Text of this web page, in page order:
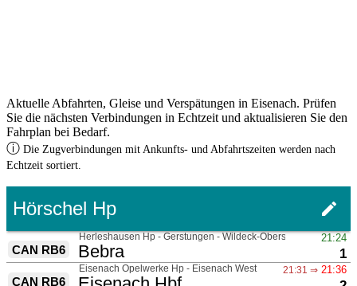
Aktuelle Abfahrten, Gleise und Verspätungen in Eisenach. Prüfen
Sie die nächsten Verbindungen in Echtzeit und aktualisieren Sie den
Fahrplan bei Bedarf.
ⓘ Die Zugverbindungen mit Ankunfts- und Abfahrtszeiten werden nach
Echtzeit sortiert.